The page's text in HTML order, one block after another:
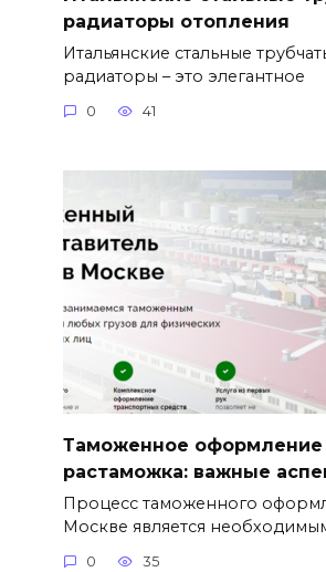
радиаторы отопления
Итальянские стальные
радиаторы – это элегантное
0 41
Таможенное оформление
растаможка: важные
Процесс таможенного
Москве является
0 35